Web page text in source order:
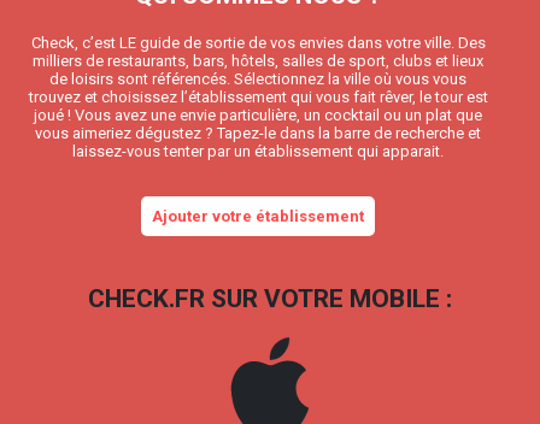
Check, c’est LE guide de sortie de vos envies dans votre ville. Des
milliers de restaurants, bars, hôtels, salles de sport, clubs et lieux
de loisirs sont référencés. Sélectionnez la ville où vous vous
trouvez et choisissez l’établissement qui vous fait rêver, le tour est
joué ! Vous avez une envie particulière, un cocktail ou un plat que
vous aimeriez dégustez ? Tapez-le dans la barre de recherche et
laissez-vous tenter par un établissement qui apparait.
Ajouter votre établissement
CHECK.FR SUR VOTRE MOBILE :